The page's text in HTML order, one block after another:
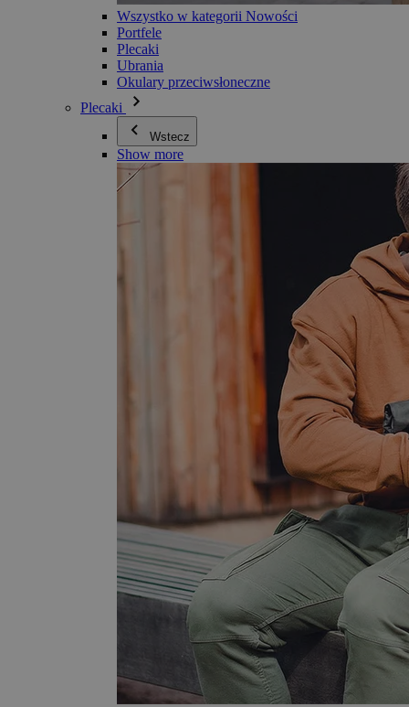
Wszystko w kategorii Nowości
Portfele
Plecaki
Ubrania
Okulary przeciwsłoneczne
Plecaki
Wstecz
Show more